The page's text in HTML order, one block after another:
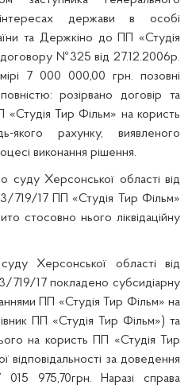
держави в особі
та Держкіно до ПП «Студія
договору №325 від 27.12.2006р.
7 000 000,00 грн. позовні
розірвано договір та
«Студія Тир Фільм» на користь
рахунку, виявленого
виконання рішення.
суду Херсонської області від
719/17 ПП «Студія Тир Фільм»
стосовно нього ліквідаційну
Херсонської області від
719/17 покладено субсидіарну
ПП «Студія Тир Фільм» на
ПП «Студія Тир Фільм») та
на користь ПП «Студія Тир
відповідальності за доведення
975,70грн. Наразі справа